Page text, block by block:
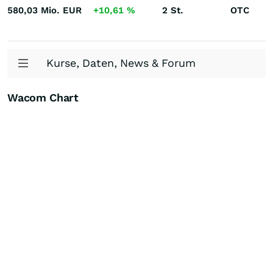
580,03 Mio. EUR +10,61 % 2 St. OTC
Kurse, Daten, News & Forum
Wacom Chart